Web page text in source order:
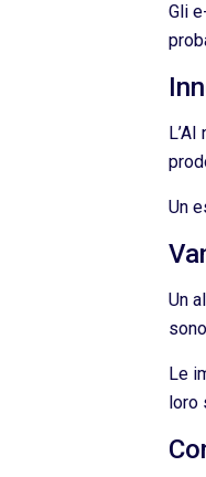
Gli
Un
Un
Le
loro